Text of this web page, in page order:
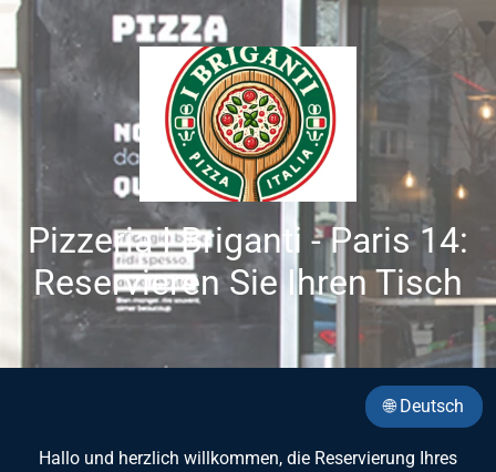
Pizzeria I Briganti - Paris 14:
Reservieren Sie Ihren Tisch
🌐 Deutsch
Hallo und herzlich willkommen, die Reservierung Ihres